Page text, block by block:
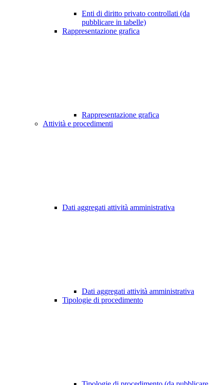
Enti di diritto privato controllati (da
pubblicare in tabelle)
Rappresentazione grafica
Rappresentazione grafica
Attività e procedimenti
Dati aggregati attività amministrativa
Dati aggregati attività amministrativa
Tipologie di procedimento